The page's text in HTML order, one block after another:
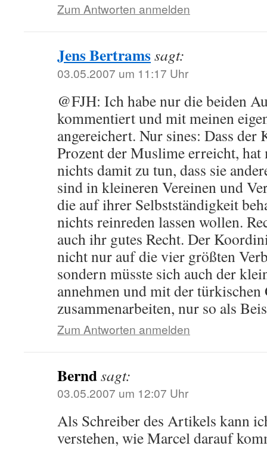
Zum Antworten anmelden
Jens Bertramssagt:
03.05.2007 um 11:17 Uhr
@FJH: Ich habe nur die beiden
kommentiert und mit meinen
angereichert. Nur sines: Dass
Prozent der Muslime erreicht, hat
nichts damit zu tun, dass sie
sind in kleineren Vereinen und
die auf ihrer Selbstständigkeit
nichts reinreden lassen wollen.
auch ihr gutes Recht. Der
nicht nur auf die vier größten
sondern müsste sich auch der
annehmen und mit der türkischen
zusammenarbeiten, nur so als
Zum Antworten anmelden
Berndsagt:
03.05.2007 um 12:07 Uhr
Als Schreiber des Artikels kann
verstehen, wie Marcel darauf